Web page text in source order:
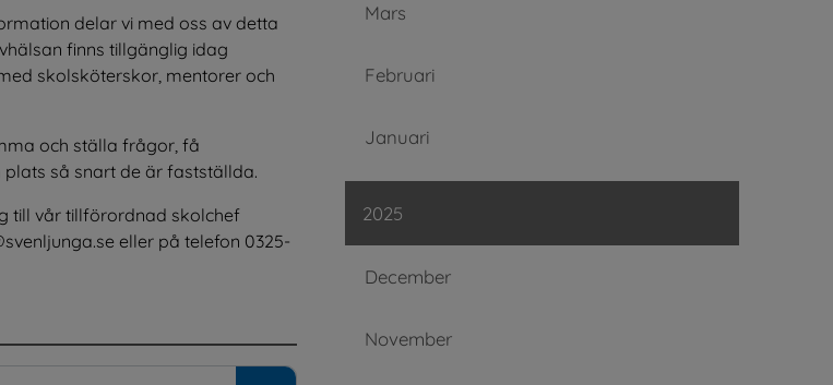
delar vi med oss av detta
finns tillgänglig idag
skolsköterskor, mentorer och
och ställa frågor, få
så snart de är fastställda.
till vår tillförordnad skolchef
eller på telefon 0325-
Mars
Februari
Januari
2025
December
November